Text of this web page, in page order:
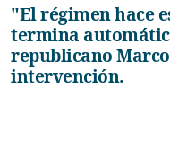
"El régimen hace estas 3 cosas y el Embargo
termina
republicano
intervención.